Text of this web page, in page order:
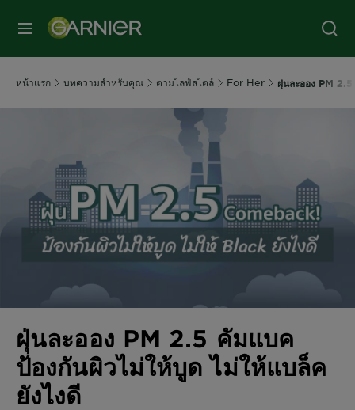
หน้าแรก บทความสำหรับคุณ ตามไลฟ์สไตล์ For Her ฝุ่นละออง PM
ฝุ่นละออง PM 2.5 คัมแบค
ป้องกันผิวไม่ให้บูด ไม่ให้แบล็ค
ยังไงดี